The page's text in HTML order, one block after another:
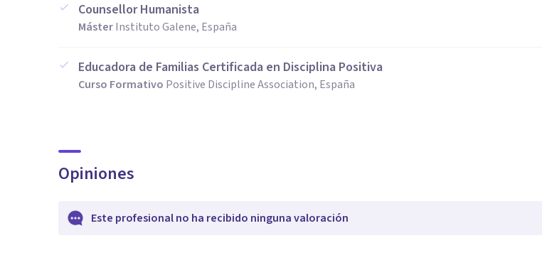
Counsellor Humanista
MásterInstituto Galene, España
Educadora de Familias Certificada en Disciplina Positiva
Curso Formativo Positive Discipline Association, España
Opiniones
Este profesional no ha recibido ninguna valoración